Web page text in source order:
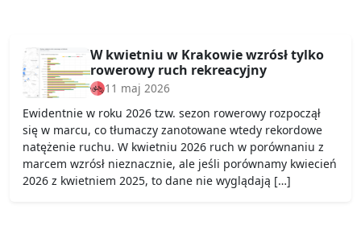
W kwietniu w Krakowie wzrósł tylko
rowerowy ruch rekreacyjny
11 maj 2026
Ewidentnie w roku 2026 tzw. sezon rowerowy rozpoczął
się w marcu, co tłumaczy zanotowane wtedy rekordowe
natężenie ruchu. W kwietniu 2026 ruch w porównaniu z
marcem wzrósł nieznacznie, ale jeśli porównamy kwiecień
2026 z kwietniem 2025, to dane nie wyglądają […]